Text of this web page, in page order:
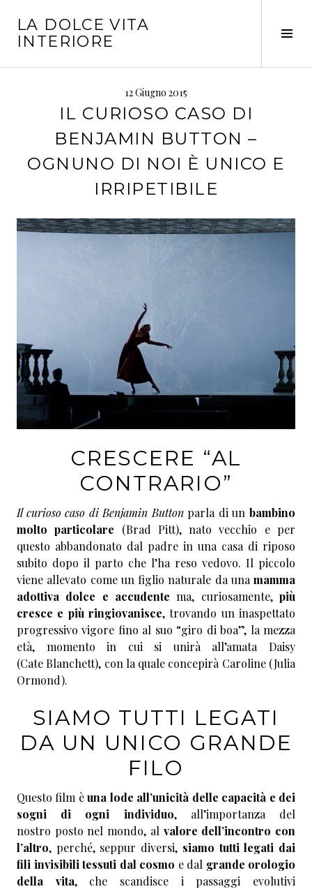
contenuto
LA DOLCE VITA
INTERIORE
12 Giugno 2015
IL CURIOSO CASO DI
BENJAMIN BUTTON –
OGNUNO DI NOI È UNICO E
IRRIPETIBILE
CRESCERE “AL
CONTRARIO”
Il curioso caso di Benjamin Buttonparla di unbambino
molto particolare (Brad Pitt), nato vecchio e per
questo abbandonato dal padre in una casa di riposo
subito dopo il parto che l’ha reso vedovo. Il piccolo
viene allevato come un figlio naturale da una mamma
adottiva dolce e accudente ma, curiosamente, più
cresce e più ringiovanisce, trovando un inaspettato
progressivo vigore fino al suo “giro di boa”, la mezza
età, momento in cui si unirà all’amata Daisy
(Cate Blanchett), con la quale concepirà Caroline (Julia
Ormond).
SIAMO TUTTI LEGATI
DA UN UNICO GRANDE
FILO
Questo film èuna lode all’unicità delle capacità e dei
sogni di ogni individuo, all’importanza del
nostro posto nel mondo, al valore dell’incontro con
l’altro, perché, seppur diversi, siamo tutti legati dai
fili invisibili tessuti dal cosmo e dal grande orologio
della vita, che scandisce i passaggi evolutivi